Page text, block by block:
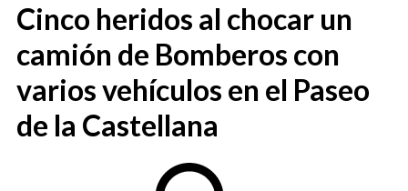
Cinco heridos al chocar un
camión de Bomberos con
varios vehículos en el Paseo
de la Castellana